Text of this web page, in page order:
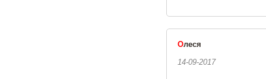
Олеся
14-09-2017